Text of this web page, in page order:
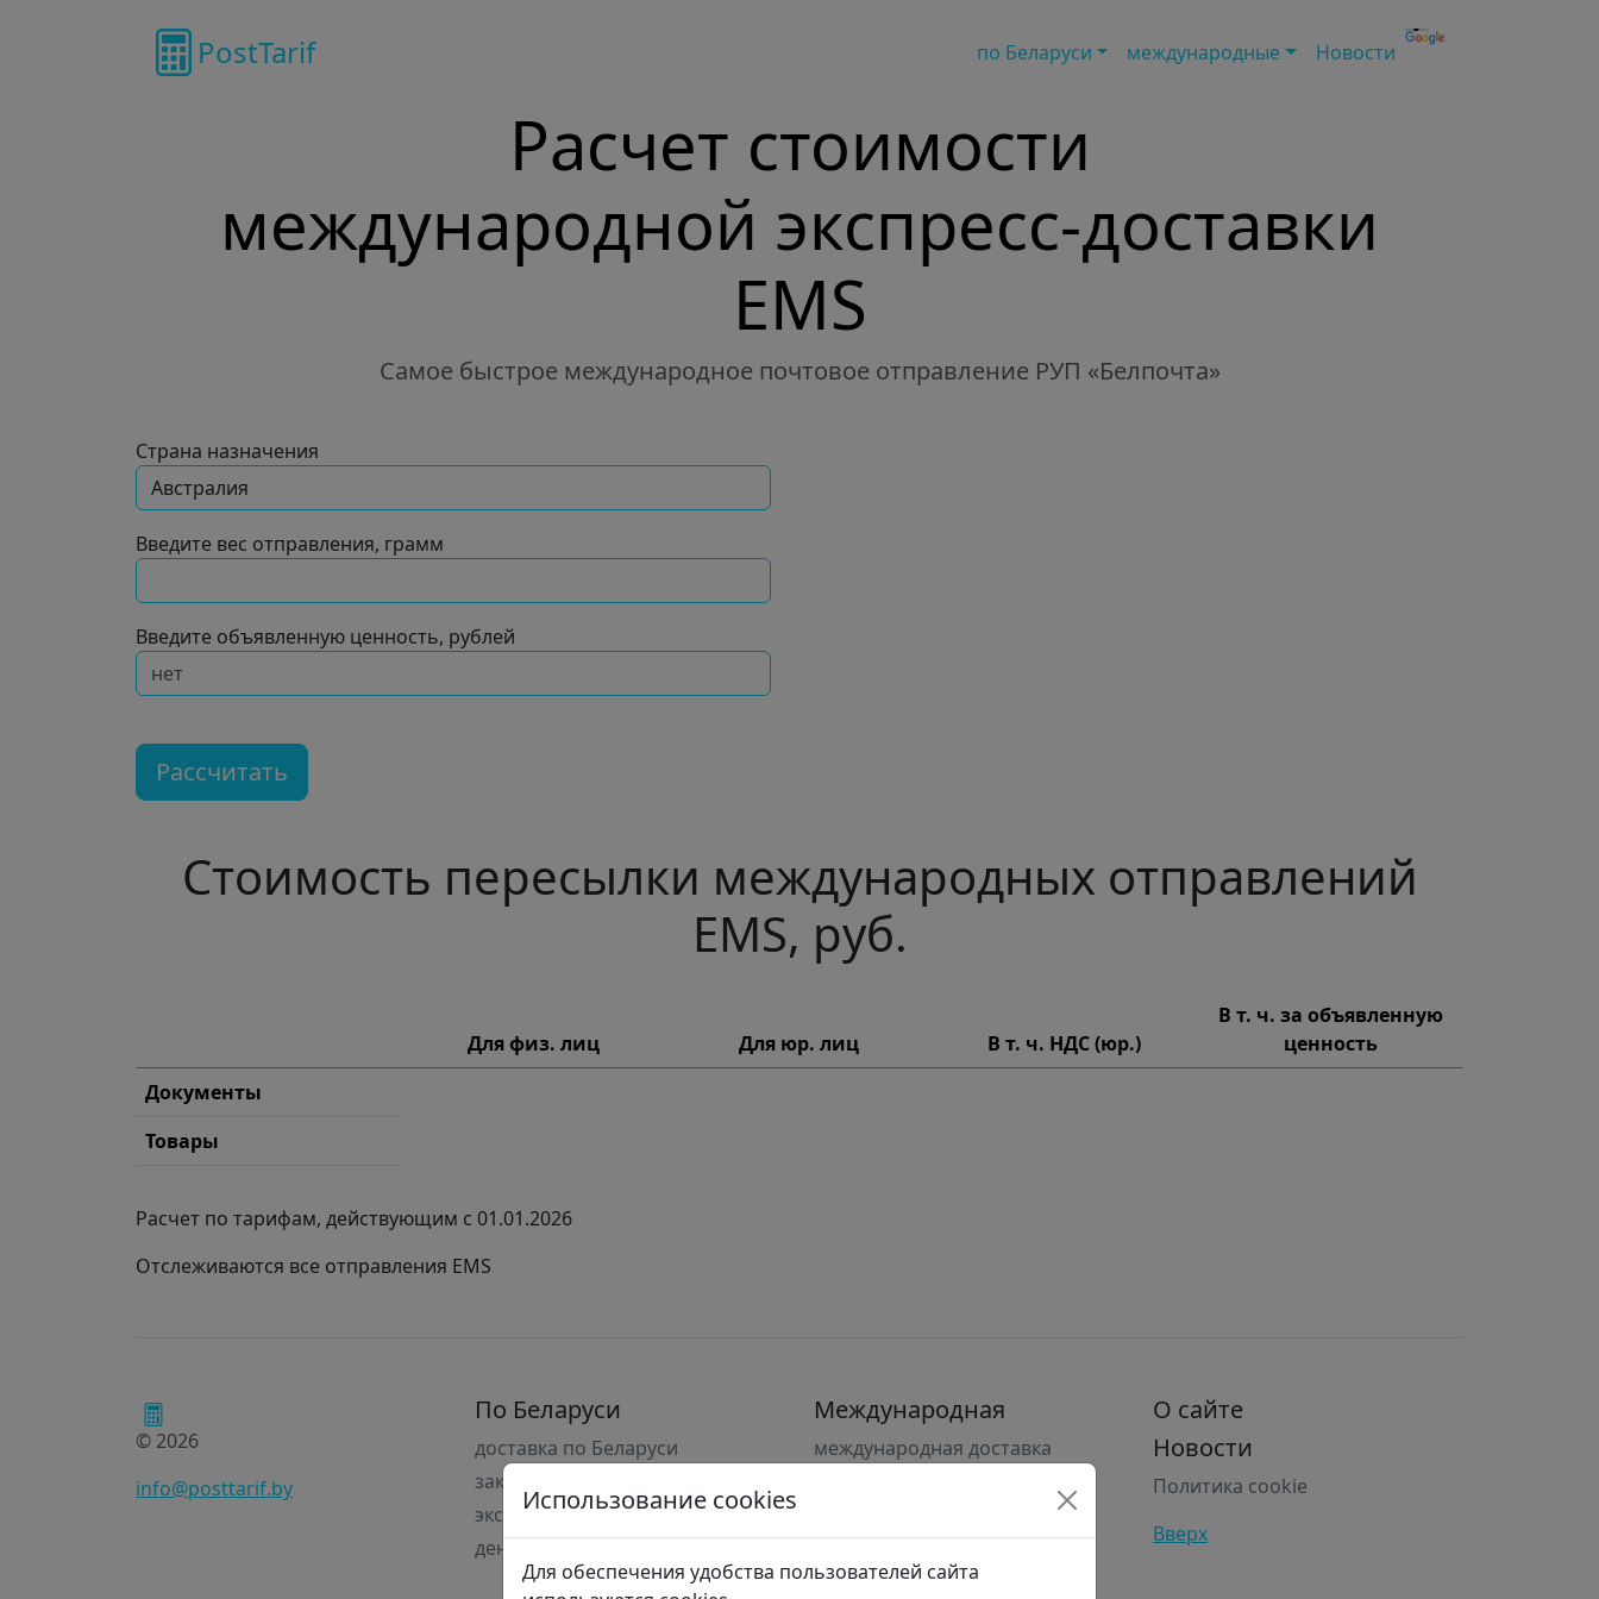
Использование cookies
Для обеспечения удобства пользователей сайта
PostTarif по Беларуси международные Новости
Расчет стоимости
международной экспресс-доставки
EMS
Самое быстрое международное почтовое отправление РУП Белпочта
Страна назначения
Введите вес отправления, грамм
Введите объявленную ценность, рублей
Рассчитать
Стоимость пересылки международных отправлений
EMS, руб.
Для физ. лиц Для юр. лиц В т. ч. НДС (юр.)
В т. ч. за объявленную
ценность
Документы
Товары
Расчет по тарифам, действующим с 01.01.2026
Отслеживаются все отправления EMS
© 2026
info@posttarif.by
По Беларуси
доставка по Беларуси
заказное письмо
экспресс-посылка
денежный перевод
Международная
международная доставка
О сайте
Новости
Политика cookie
Вверх